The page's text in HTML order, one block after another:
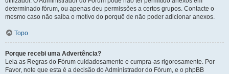
determinado fórum, ou apenas deu permissões a certos grupos. Contacte o
mesmo caso não saiba o motivo do porquê de não poder adicionar anexos.
Topo
Porque recebi uma Advertência?
Leia as Regras do Fórum cuidadosamente e cumpra-as rigorosamente. Por
Favor, note que esta é a decisão do Administrador do Fórum, e o phpBB